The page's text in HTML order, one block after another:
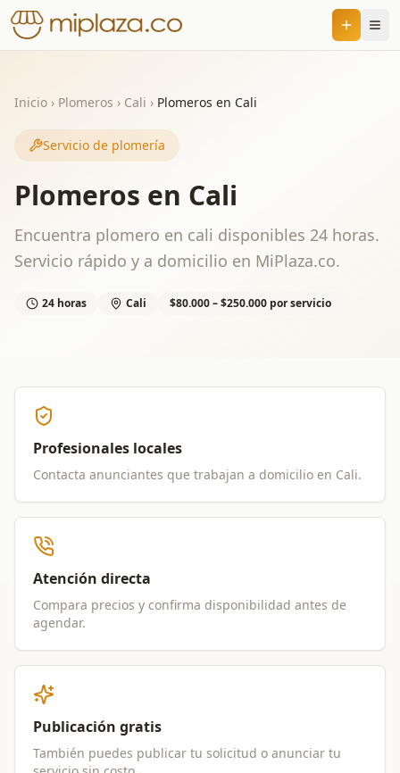
Inicio › Plomeros › Cali › Plomeros en Cali
Servicio de plomería
Plomeros en Cali
Encuentra plomero en cali disponibles 24 horas.
Servicio rápido y a domicilio en MiPlaza.co.
24 horas Cali $80.000 – $250.000 por servicio
Profesionales locales
Contacta anunciantes que trabajan a domicilio en Cali.
Atención directa
Compara precios y confirma disponibilidad antes de
agendar.
Publicación gratis
También puedes publicar tu solicitud o anunciar tu